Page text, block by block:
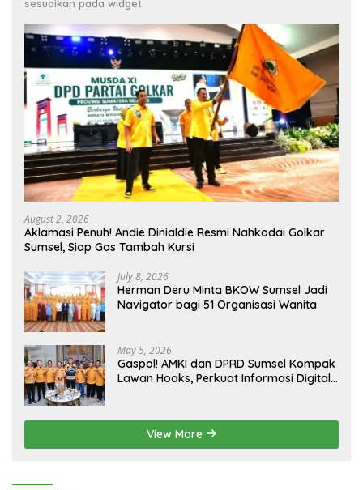
sesuaikan pada widget
August 2, 2026
Aklamasi Penuh! Andie Dinialdie Resmi Nahkodai Golkar
Sumsel, Siap Gas Tambah Kursi
July 8, 2026
Herman Deru Minta BKOW Sumsel Jadi
Navigator bagi 51 Organisasi Wanita
May 5, 2026
Gaspol! AMKI dan DPRD Sumsel Kompak
Lawan Hoaks, Perkuat Informasi Digital
View More